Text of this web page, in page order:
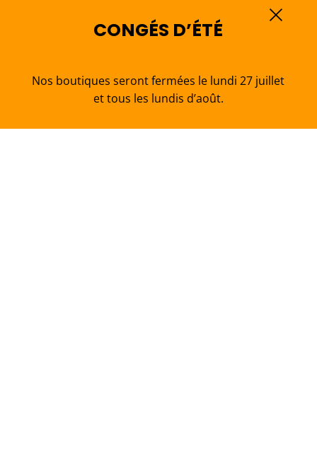
CONGÉS D’ÉTÉ
Nos boutiques seront fermées le lundi 27 juillet
et tous les lundis d’août.
×